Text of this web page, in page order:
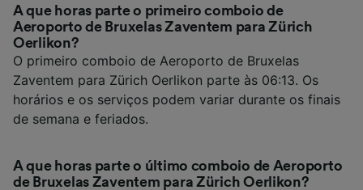
A que horas parte o primeiro comboio de
Aeroporto de Bruxelas Zaventem para Zürich
Oerlikon?
O primeiro comboio de Aeroporto de Bruxelas
Zaventem para Zürich Oerlikon parte às 06:13. Os
horários e os serviços podem variar durante os finais
de semana e feriados.
A que horas parte o último comboio de Aeroporto
de Bruxelas Zaventem para Zürich Oerlikon?